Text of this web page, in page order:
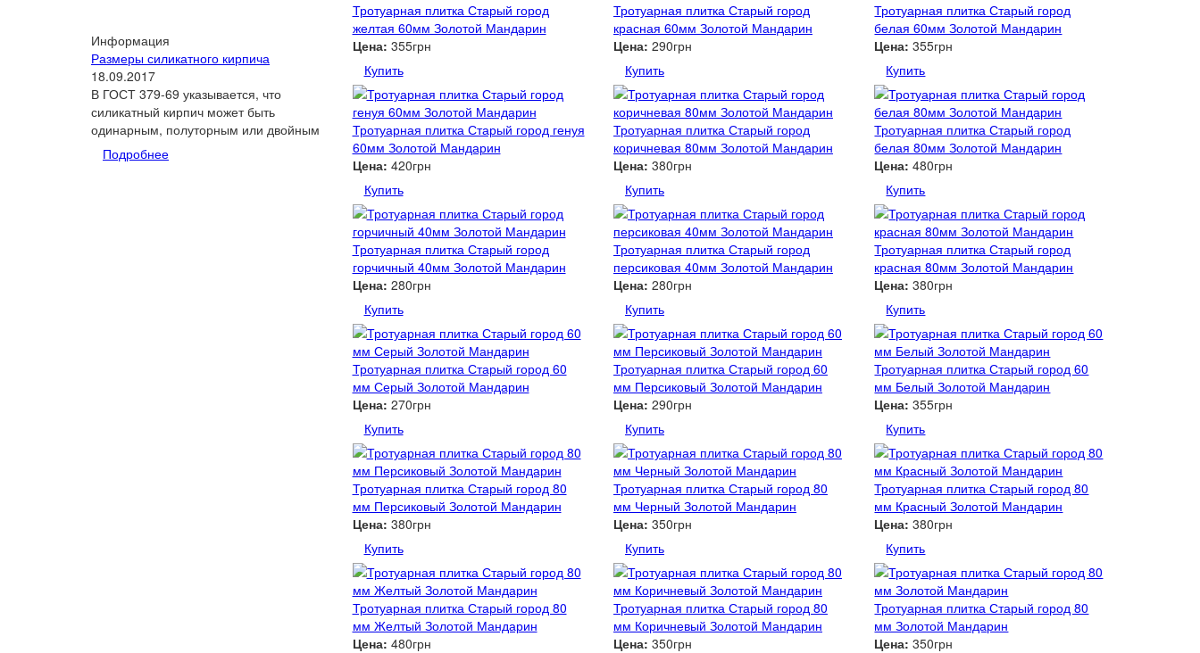
Информация
Размеры силикатного кирпича
18.09.2017
В ГОСТ 379-69 указывается, что
силикатный кирпич может быть
одинарным, полуторным или двойным
Подробнее
Тротуарная плитка Старый город
желтая 60мм Золотой Мандарин
Цена: 355грн
Купить
Тротуарная плитка Старый город
красная 60мм Золотой Мандарин
Цена: 290грн
Купить
Тротуарная плитка Старый город
белая 60мм Золотой Мандарин
Цена: 355грн
Купить
Тротуарная плитка Старый город генуя
60мм Золотой Мандарин
Цена: 420грн
Купить
Тротуарная плитка Старый город
коричневая 80мм Золотой Мандарин
Цена: 380грн
Купить
Тротуарная плитка Старый город
белая 80мм Золотой Мандарин
Цена: 480грн
Купить
Тротуарная плитка Старый город
горчичный 40мм Золотой Мандарин
Цена: 280грн
Купить
Тротуарная плитка Старый город
персиковая 40мм Золотой Мандарин
Цена: 280грн
Купить
Тротуарная плитка Старый город
красная 80мм Золотой Мандарин
Цена: 380грн
Купить
Тротуарная плитка Старый город 60
мм Серый Золотой Мандарин
Цена: 270грн
Купить
Тротуарная плитка Старый город 60
мм Персиковый Золотой Мандарин
Цена: 290грн
Купить
Тротуарная плитка Старый город 60
мм Белый Золотой Мандарин
Цена: 355грн
Купить
Тротуарная плитка Старый город 80
мм Персиковый Золотой Мандарин
Цена: 380грн
Купить
Тротуарная плитка Старый город 80
мм Черный Золотой Мандарин
Цена: 350грн
Купить
Тротуарная плитка Старый город 80
мм Красный Золотой Мандарин
Цена: 380грн
Купить
Тротуарная плитка Старый город 80
мм Желтый Золотой Мандарин
Цена: 480грн
Тротуарная плитка Старый город 80
мм Коричневый Золотой Мандарин
Цена: 350грн
Тротуарная плитка Старый город 80
мм Золотой Мандарин
Цена: 350грн